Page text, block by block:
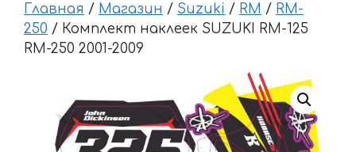
Главная / Магазин / Suzuki / RM / RM-
250 / Комплект наклеек SUZUKI RM-125
RM-250 2001-2009